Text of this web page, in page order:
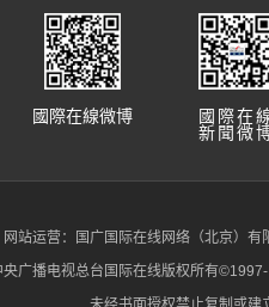
國際在
新聞微
國際在線微博
网站运营：国广国际在线网络（北京）有
央广播电视总台国际在线版权所有©1997-